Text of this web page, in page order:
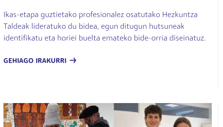
Ikas-etapa guztietako profesionalez osatutako Hezkuntza
Taldeak lideratuko du bidea, egun ditugun hutsuneak
identifikatu eta horiei buelta emateko bide-orria diseinatuz.
GEHIAGO IRAKURRI
Irudia